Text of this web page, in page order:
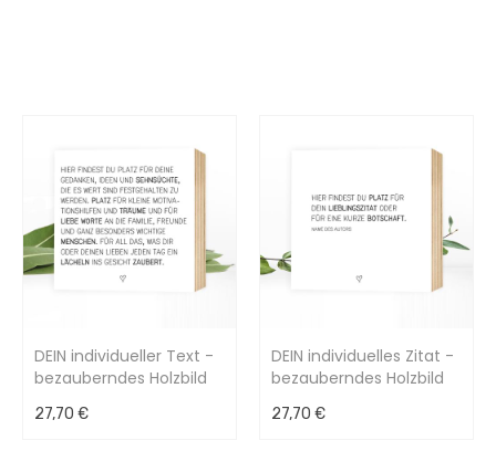
DEIN individueller Text -
bezauberndes Holzbild
15x15x2cm
27,70 €
DEIN individuelles Zitat -
bezauberndes Holzbild
15x15x2cm
27,70 €